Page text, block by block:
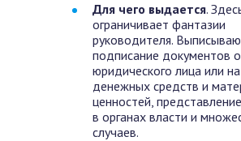
Для чего выдается.
ограничивает фантазии
руководителя.
подписание документов
юридического лица или
денежных средств и
ценностей,
в органах власти и
случаев.